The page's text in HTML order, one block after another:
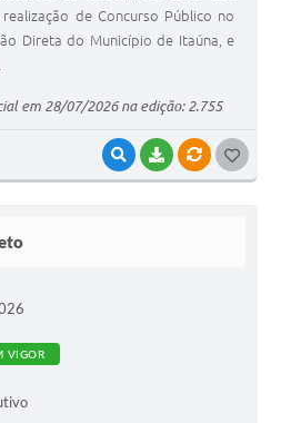
VISUALIZAR
BAIXARVÍNCULOS
de Concurso Público no
Direta do Município de Itaúna, e
em 28/07/2026 na edição: 2.755
VIGOR